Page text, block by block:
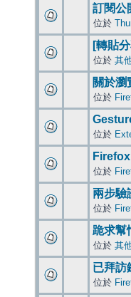
訂閱公
位於
[轉貼
位於 其
關於瀏
位於
位於
位於
兩步驗
位於
跪求幫
位於 其
已拜訪
位於